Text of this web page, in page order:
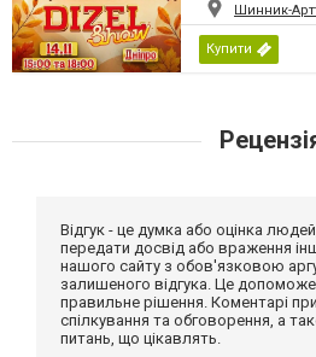
Шинник-
Купити
Відгук - це думка або оцінка
передати досвід або враження
нашого сайту з обов'язковою
залишеного відгука. Це
правильне рішення. Коментарі
спілкування та обговорення, а
питань, що цікавлять.